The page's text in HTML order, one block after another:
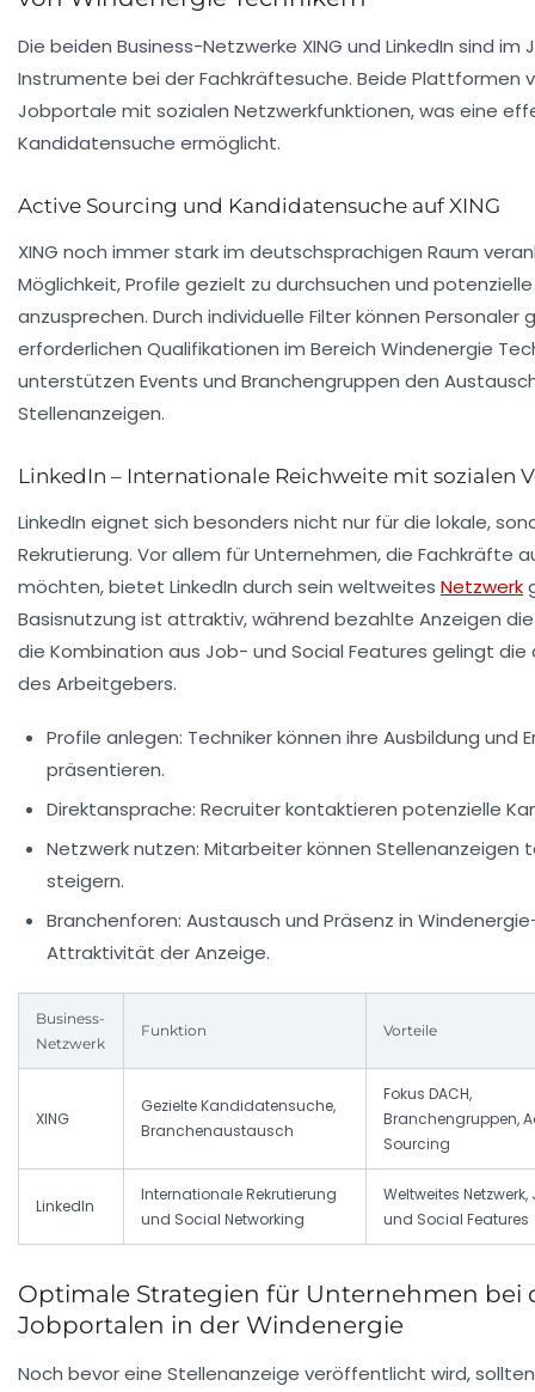
Die beiden Business-Netzwerke XING und LinkedIn sind im
Instrumente bei der Fachkräftesuche. Beide Plattformen
Jobportale mit sozialen Netzwerkfunktionen, was eine
Kandidatensuche ermöglicht.
Active Sourcing und Kandidatensuche auf XING
XING noch immer stark im deutschsprachigen Raum
Möglichkeit, Profile gezielt zu durchsuchen und
anzusprechen. Durch individuelle Filter können Personaler
erforderlichen Qualifikationen im Bereich Windenergie
unterstützen Events und Branchengruppen den
Stellenanzeigen.
LinkedIn – Internationale Reichweite mit sozialen
LinkedIn eignet sich besonders nicht nur für die lokale,
Rekrutierung. Vor allem für Unternehmen, die Fachkräfte
möchten, bietet LinkedIn durch sein weltweites Netzwerk
Basisnutzung ist attraktiv, während bezahlte Anzeigen
die Kombination aus Job- und Social Features gelingt
des Arbeitgebers.
Profile anlegen: Techniker können ihre Ausbildung und
präsentieren.
Direktansprache: Recruiter kontaktieren potenzielle
Netzwerk nutzen: Mitarbeiter können Stellenanzeigen
steigern.
Branchenforen: Austausch und Präsenz in
Attraktivität der Anzeige.
Business-
Netzwerk
Funktion Vorteile
XING
Gezielte Kandidatensuche,
Branchenaustausch
Fokus DACH,
Branchengruppen,
Sourcing
LinkedIn
Internationale Rekrutierung
und Social Networking
Weltweites
und Social Features
Optimale Strategien für Unternehmen bei
Jobportalen in der Windenergie
Noch bevor eine Stellenanzeige veröffentlicht wird,